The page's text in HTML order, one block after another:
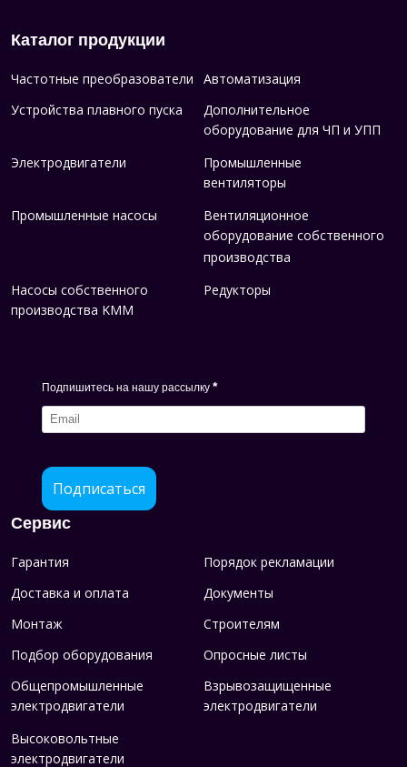
Каталог продукции
Частотные преобразователи
Автоматизация
Устройства плавного пуска
Дополнительное
оборудование для ЧП и УПП
Электродвигатели Промышленные
вентиляторы
Промышленные насосы Вентиляционное
оборудование собственного
производства
Насосы собственного
производства KMM
Редукторы
Подпишитесь на нашу рассылку *
Подписаться
Сервис
Гарантия
Порядок рекламации
Доставка и оплата
Документы
Монтаж
Строителям
Подбор оборудования
Опросные листы
Общепромышленные
электродвигатели
Взрывозащищенные
электродвигатели
Высоковольтные
электродвигатели